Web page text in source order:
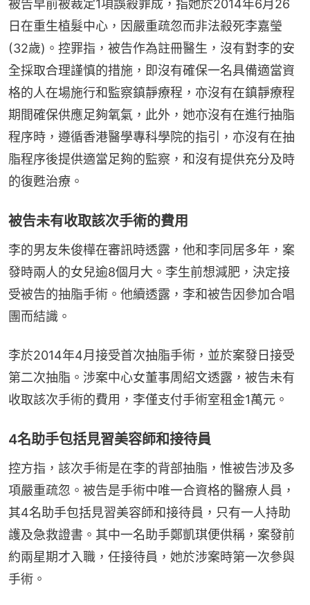
被告早前被裁定1項誤殺罪成，指她於2014年6月26
日在重生植髮中心，因嚴重疏忽而非法殺死李嘉瑩
(32歲)。控罪指，被告作為註冊醫生，沒有對李的安
全採取合理謹慎的措施，即沒有確保一名具備適當資
格的人在場施行和監察鎮靜療程，亦沒有在鎮靜療程
期間確保供應足夠氧氣，此外，她亦沒有在進行抽脂
程序時，遵循香港醫學專科學院的指引，亦沒有在抽
脂程序後提供適當足夠的監察，和沒有提供充分及時
的復甦治療。
被告未有收取該次手術的費用
李的男友朱俊樺在審訊時透露，他和李同居多年，案
發時兩人的女兒逾8個月大。李生前想減肥，決定接
受被告的抽脂手術。他續透露，李和被告因參加合唱
團而結識。
李於2014年4月接受首次抽脂手術，並於案發日接受
第二次抽脂。涉案中心女董事周紹文透露，被告未有
收取該次手術的費用，李僅支付手術室租金1萬元。
4名助手包括見習美容師和接待員
控方指，該次手術是在李的背部抽脂，惟被告涉及多
項嚴重疏忽。被告是手術中唯一合資格的醫療人員，
其4名助手包括見習美容師和接待員，只有一人持助
護及急救證書。其中一名助手鄭凱琪便供稱，案發前
約兩星期才入職，任接待員，她於涉案時第一次參與
手術。